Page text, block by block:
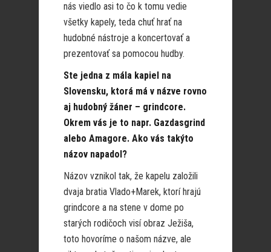
nás viedlo asi to čo k tomu vedie
všetky kapely, teda chuť hrať na
hudobné nástroje a koncertovať a
prezentovať sa pomocou hudby.
Ste jedna z mála kapiel na
Slovensku, ktorá má v názve rovno
aj hudobný žáner – grindcore.
Okrem vás je to napr. Gazdasgrind
alebo Amagore. Ako vás takýto
názov napadol?
Názov vznikol tak, že kapelu založili
dvaja bratia Vlado+Marek, ktorí hrajú
grindcore a na stene v dome po
starých rodičoch visí obraz Ježiša,
toto hovoríme o našom názve, ale